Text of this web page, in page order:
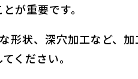
が重要です。
形状、深穴加工など、加
ください。